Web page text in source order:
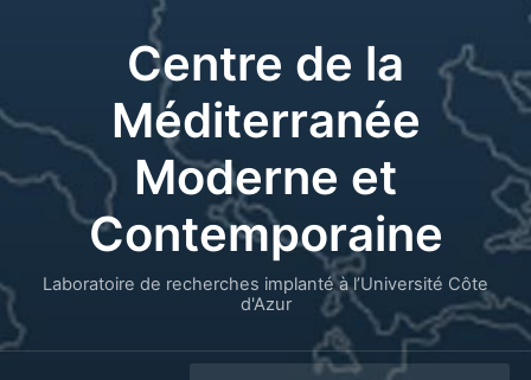
Centre de la
Méditerranée
Moderne et
Contemporaine
Laboratoire de recherches implanté à l’Université Côte
d'Azur